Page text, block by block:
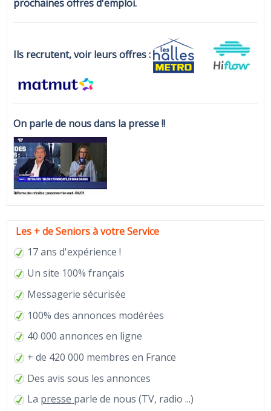
prochaines offres d'emploi.
Ils recrutent, voir leurs offres :
On parle de nous dans la presse !!
Les + de Seniors à votre Service
17 ans d'expérience !
Un site 100% français
Messagerie sécurisée
100% des annonces modérées
40 000 annonces en ligne
+ de 420 000 membres en France
Des avis sous les annonces
La presse parle de nous (TV, radio ...)